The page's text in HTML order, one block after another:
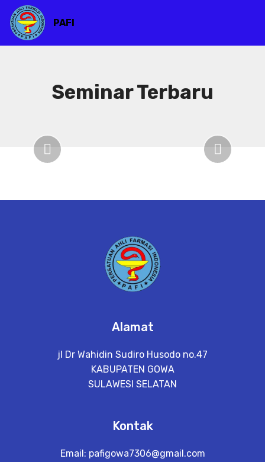
PAFI
Seminar Terbaru
Previous Next
Alamat
jl Dr Wahidin Sudiro Husodo no.47
KABUPATEN GOWA
SULAWESI SELATAN
Kontak
Email: pafigowa7306@gmail.com